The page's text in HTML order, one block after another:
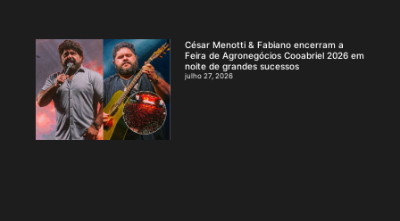
César Menotti & Fabiano encerram a
Feira de Agronegócios Cooabriel 2026 em
noite de grandes sucessos
julho 27, 2026